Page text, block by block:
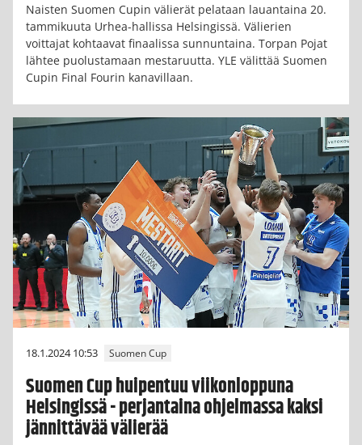
Naisten Suomen Cupin välierät pelataan lauantaina 20.
tammikuuta Urhea-hallissa Helsingissä. Välierien
voittajat kohtaavat finaalissa sunnuntaina. Torpan Pojat
lähtee puolustamaan mestaruutta. YLE välittää Suomen
Cupin Final Fourin kanavillaan.
18.1.2024 10:53 Suomen Cup
Suomen Cup huipentuu viikonloppuna
Helsingissä - perjantaina ohjelmassa kaksi
jännittävää välierää